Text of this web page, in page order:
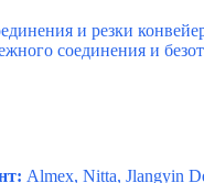
и резки
соединения и
Almex, Nitta, Jlangyin